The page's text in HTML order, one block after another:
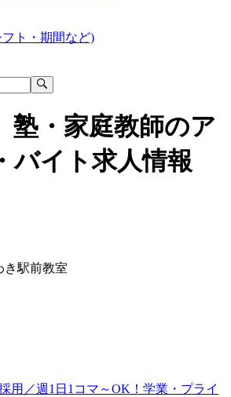
ト・期間など)
塾・家庭教師のア
バイト求人情報
き駅前教室
用／週1日1コマ～OK！学業・プライ